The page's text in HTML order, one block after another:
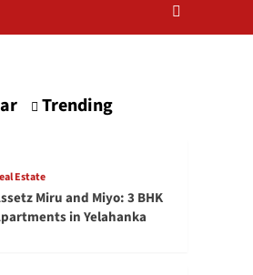
Trending
Estate
Miru and Miyo: 3 BHK
in Yelahanka